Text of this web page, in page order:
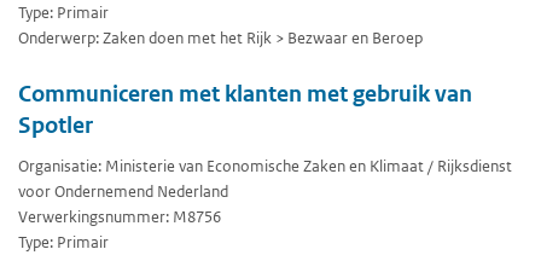
Type: Primair
Onderwerp: Zaken doen met het Rijk > Bezwaar en Beroep
Communiceren met klanten met gebruik van
Spotler
Organisatie: Ministerie van Economische Zaken en Klimaat / Rijksdienst
voor Ondernemend Nederland
Verwerkingsnummer: M8756
Type: Primair